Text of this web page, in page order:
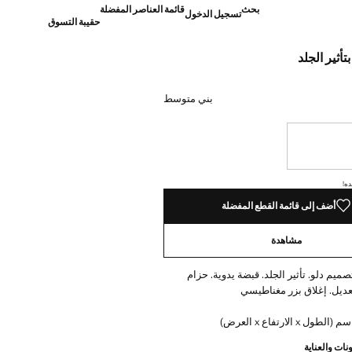
بحثتسجيل الدخولقائمة العناصر المفضلة
حقيبة التسوق
الجلد
بني متوسط
أضف إلى قائمة القطع المفضلة
مشاهدة
دلو. تأثير الجلد. قبضة يدوية. حزام
إغلاق بزر مغناطيسي
والعناية